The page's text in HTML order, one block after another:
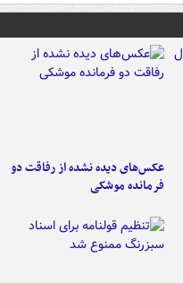
عکس‌های دیده نشده از رفاقت دو
فرمانده‌ موشکی